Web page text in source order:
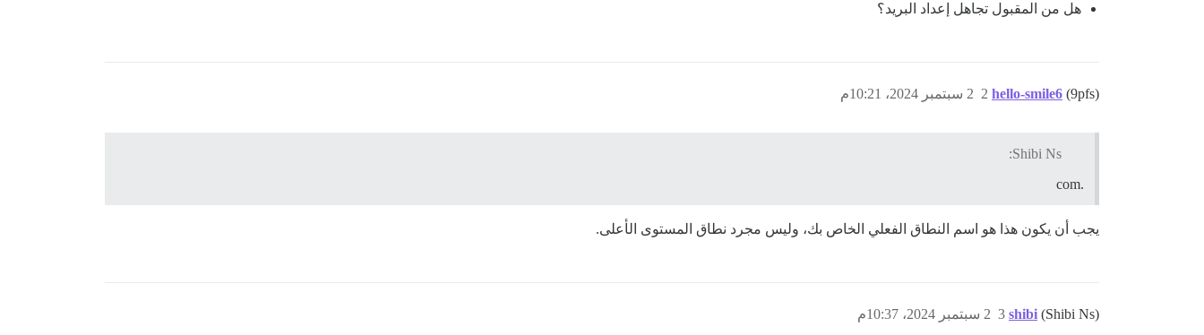
هل من المقبول تجاهل إعداد البريد؟
hello-smile6 (9pfs) 2 سبتمبر 2024، 10:21م 2
Shibi Ns:
.com
يجب أن يكون هذا هو اسم النطاق الفعلي الخاص بك، وليس مجرد نطاق المستوى الأعلى.
shibi (Shibi Ns) 2 سبتمبر 2024، 10:37م 3